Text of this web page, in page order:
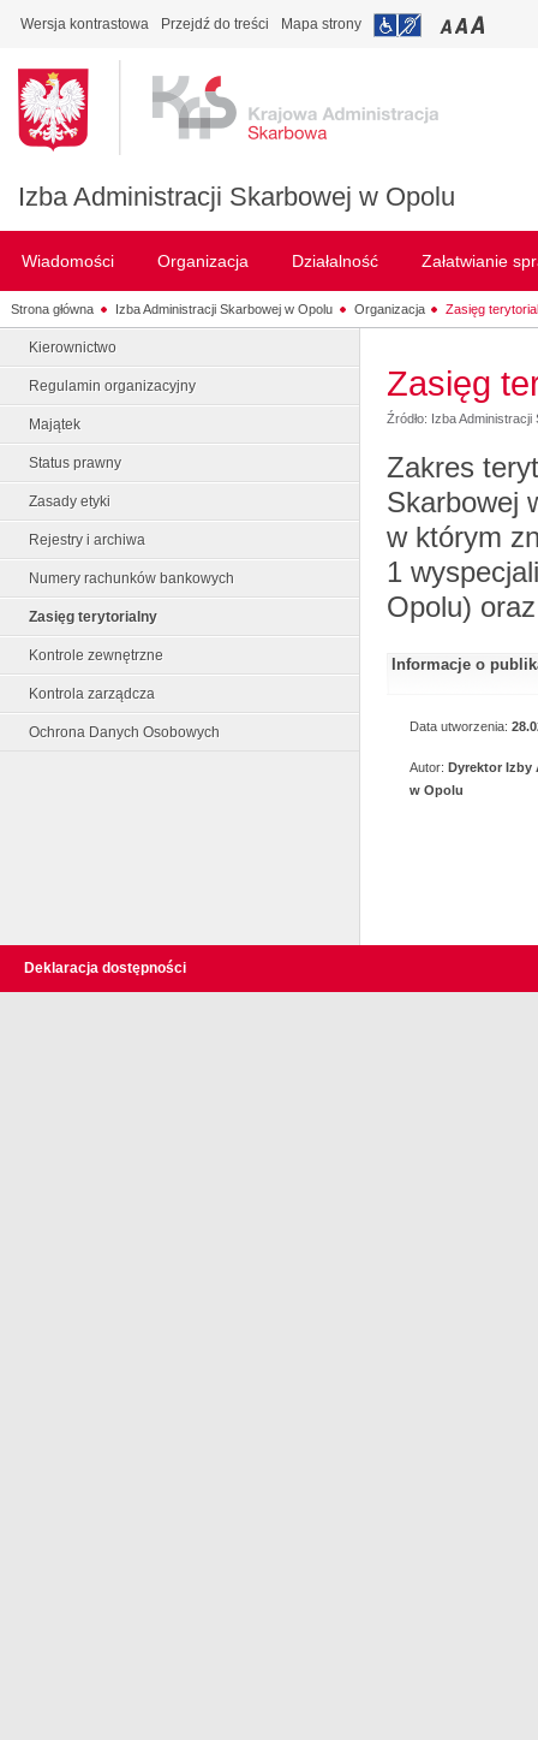
Wersja kontrastowa Przejdź do treści Mapa strony
Izba Administracji Skarbowej w Opolu
Wiadomości Organizacja Działalność Załatwianie
Strona główna Izba Administracji Skarbowej w Opolu Organizacja Zasięg
Kierownictwo
Regulamin organizacyjny
Majątek
Status prawny
Zasady etyki
Rejestry i archiwa
Numery rachunków bankowych
Zasięg terytorialny
Kontrole zewnętrzne
Kontrola zarządcza
Ochrona Danych Osobowych
Zasięg
Źródło: Izba
Zakres
Skarbowej
w którym
1
Opolu)
Informacje o
Data utworzenia:
Autor: Dyrektor Izby
w Opolu
Deklaracja dostępności